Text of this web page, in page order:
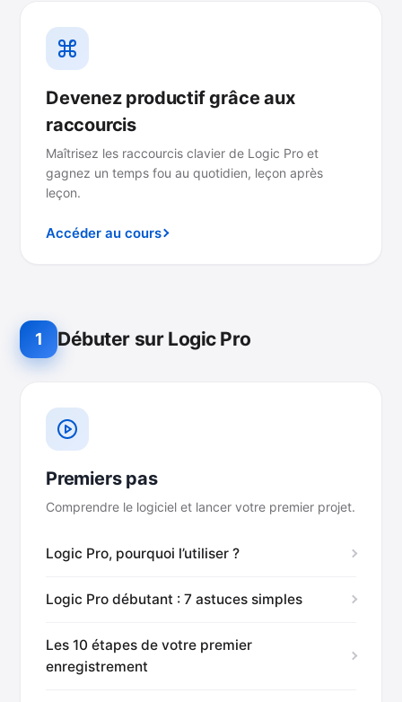
Devenez productif grâce aux
raccourcis
Maîtrisez les raccourcis clavier de Logic Pro et
gagnez un temps fou au quotidien, leçon après
leçon.
Accéder au cours
1 Débuter sur Logic Pro
Premiers pas
Comprendre le logiciel et lancer votre premier projet.
Logic Pro, pourquoi l’utiliser ?
Logic Pro débutant : 7 astuces simples
Les 10 étapes de votre premier
enregistrement